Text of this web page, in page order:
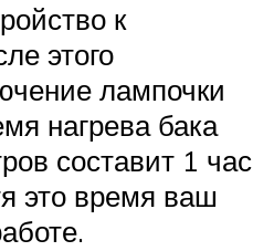
к
этого
лампочки
нагрева бака
составит 1 час
это время ваш